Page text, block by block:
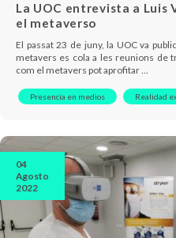
La UOC entrevista a Luis
el metaverso
El passat 23 de juny, la UOC va
metavers es cola a les reunions de
com el metavers pot aprofitar …
Presencia en medios Realidad
04
Agosto
2022